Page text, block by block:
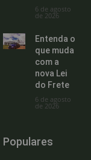
6 de agosto
de 2026
Entenda o
que muda
com a
nova Lei
do Frete
6 de agosto
de 2026
Populares